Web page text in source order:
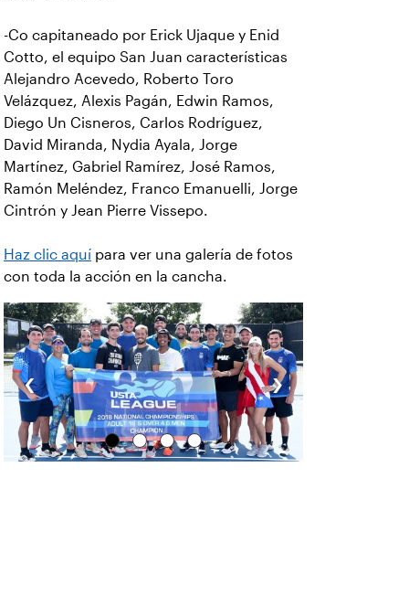
-Co capitaneado por Erick Ujaque y Enid
Cotto, el equipo San Juan características
Alejandro Acevedo, Roberto Toro
Velázquez, Alexis Pagán, Edwin Ramos,
Diego Un Cisneros, Carlos Rodríguez,
David Miranda, Nydia Ayala, Jorge
Martínez, Gabriel Ramírez, José Ramos,
Ramón Meléndez, Franco Emanuelli, Jorge
Cintrón y Jean Pierre Vissepo.
Haz clic aquí para ver una galería de fotos
con toda la acción en la cancha.
‹ ›